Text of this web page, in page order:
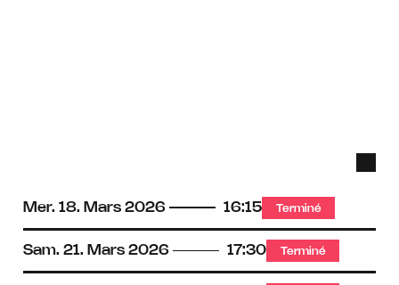
Mer. 18. Mars 2026 16:15 Terminé
Sam. 21. Mars 2026 17:30 Terminé